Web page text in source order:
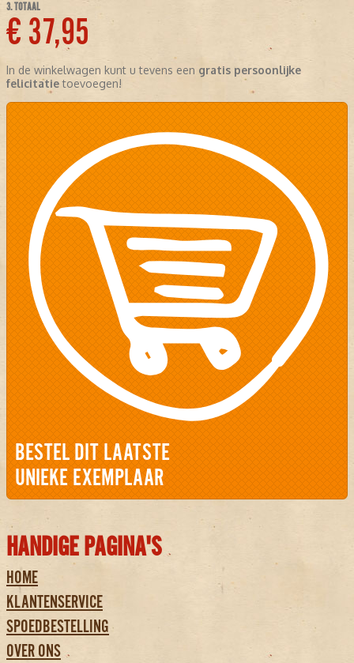
3. TOTAAL
€ 37,95
In de winkelwagen kunt u tevens een gratis persoonlijke
felicitatietoevoegen!
BESTEL DIT LAATSTE
UNIEKE EXEMPLAAR
HANDIGE PAGINA'S
HOME
KLANTENSERVICE
SPOEDBESTELLING
OVER ONS